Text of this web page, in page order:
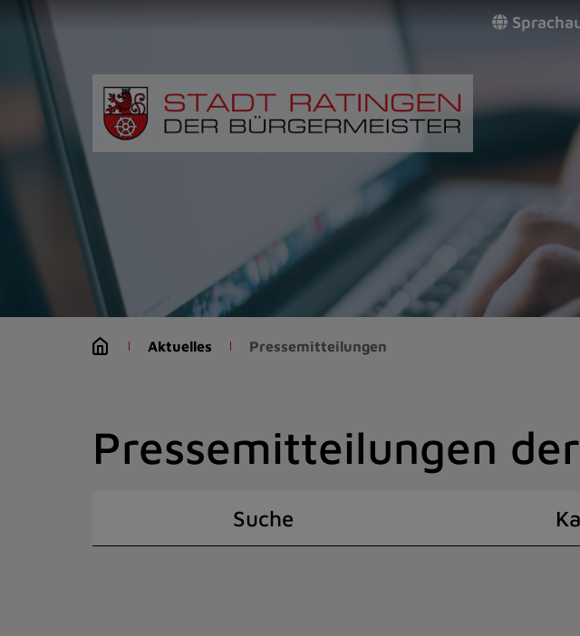
(Schnelltaste
Zum
Seitenanfang
springen
(Schnelltaste
Navigation/Menü
(Schnelltaste
Zur
Aktuelles Pressemitteilungen
Pressemitteilungen
Suche